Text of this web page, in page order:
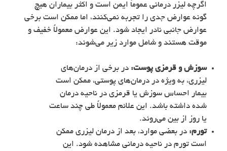
اگرچه لیزر درمانی عموماً ایمن است و اکثر بیماران هیچ
گونه عوارض جدی را تجربه نمی‌کنند، اما ممکن است برخی
عوارض جانبی نادر ایجاد شود. این عوارض معمولاً خفیف و
موقت هستند و شامل موارد زیر می‌شوند:
سوزش و قرمزی پوست: در برخی از درمان‌های
لیزری، به ویژه در درمان‌های پوستی، ممکن است
بیمار احساس سوزش یا قرمزی در ناحیه درمان
شده داشته باشد. این علائم معمولاً طی چند ساعت
یا روز از بین می‌روند.
تورم: در بعضی موارد، بعد از درمان لیزری ممکن
است تورم در ناحیه درمانی مشاهده شود. این